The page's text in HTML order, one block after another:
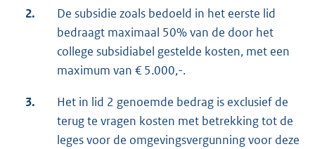
2.
De subsidie zoals bedoeld in het eerste lid
bedraagt maximaal 50% van de door het
college subsidiabel gestelde kosten, met een
maximum van € 5.000,-.
3.
Het in lid 2 genoemde bedrag is exclusief de
terug te vragen kosten met betrekking tot de
leges voor de omgevingsvergunning voor deze